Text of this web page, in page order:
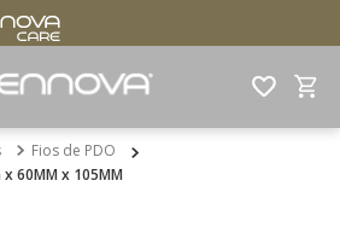
Fios de PDO
60MM x 105MM